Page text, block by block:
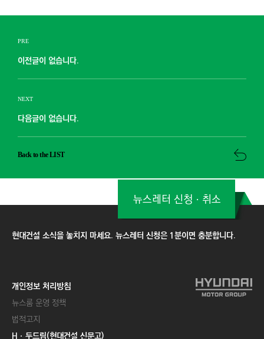
PRE
이전글이 없습니다.
NEXT
다음글이 없습니다.
Back to the LIST
현대건설 소식을 놓치지 마세요. 뉴스레터 신청은 1분이면 충분합니다.
뉴스레터 신청ㆍ취소
개인정보 처리방침
뉴스룸 운영 정책
법적고지
Hㆍ두드림(현대건설 신문고)